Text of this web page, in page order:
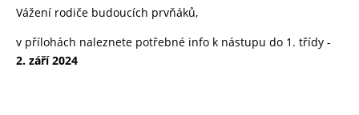
Vážení rodiče budoucích prvňáků,
v přílohách naleznete potřebné info k nástupu do 1. třídy -
2. září 2024